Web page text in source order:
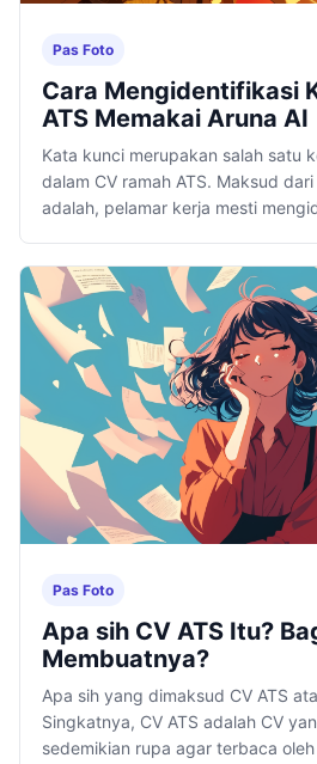
Pas Foto
Cara Mengidentifikasi
ATS Memakai Aruna AI
Kata kunci merupakan salah satu
dalam CV ramah ATS. Maksud
adalah, pelamar kerja mesti
Pas Foto
Apa sih CV ATS Itu?
Membuatnya?
Apa sih yang dimaksud CV ATS
Singkatnya, CV ATS adalah CV
sedemikian rupa agar terbaca